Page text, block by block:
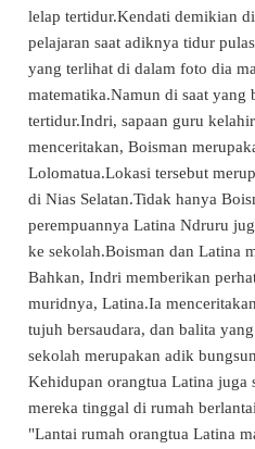
lelap tertidur.Kendati demikian
pelajaran saat adiknya tidur
yang terlihat di dalam foto dia
matematika.Namun di saat yang
tertidur.Indri, sapaan guru
menceritakan, Boisman
Lolomatua.Lokasi tersebut
di Nias Selatan.Tidak hanya
perempuannya Latina Ndruru
ke sekolah.Boisman dan Latina
Bahkan, Indri memberikan
muridnya, Latina.Ia
tujuh bersaudara, dan balita
sekolah merupakan adik
Kehidupan orangtua Latina juga
mereka tinggal di rumah
"Lantai rumah orangtua Latina